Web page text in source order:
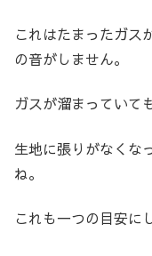
これはたまったガス
の音がしません。
ガスが溜まっていて
生地に張りがなくな
ね。
これも一つの目安に